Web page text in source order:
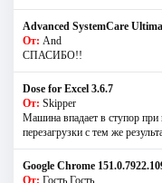
Advanced SystemCare
От: And
СПАСИБО!!
Dose for Excel 3.6.7
От: Skipper
Машина впадает в ступор при
перезагрузки с тем же
Google Chrome
От: Гость Гость